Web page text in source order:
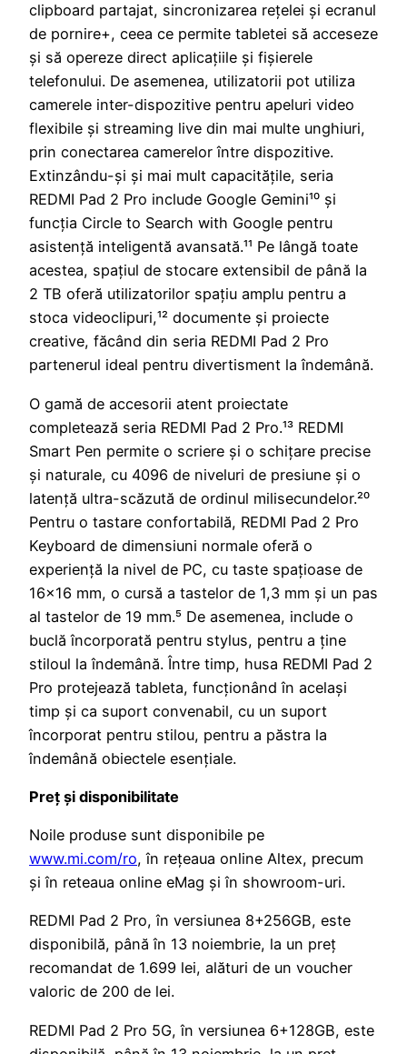
clipboard partajat, sincronizarea rețelei și ecranul
de pornire+, ceea ce permite tabletei să acceseze
și să opereze direct aplicațiile și fișierele
telefonului. De asemenea, utilizatorii pot utiliza
camerele inter-dispozitive pentru apeluri video
flexibile și streaming live din mai multe unghiuri,
prin conectarea camerelor între dispozitive.
Extinzându-și și mai mult capacitățile, seria
REDMI Pad 2 Pro include Google Gemini¹⁰ și
funcția Circle to Search with Google pentru
asistență inteligentă avansată.¹¹ Pe lângă toate
acestea, spațiul de stocare extensibil de până la
2 TB oferă utilizatorilor spațiu amplu pentru a
stoca videoclipuri,¹² documente și proiecte
creative, făcând din seria REDMI Pad 2 Pro
partenerul ideal pentru divertisment la îndemână.
O gamă de accesorii atent proiectate
completează seria REDMI Pad 2 Pro.¹³ REDMI
Smart Pen permite o scriere și o schițare precise
și naturale, cu 4096 de niveluri de presiune și o
latență ultra-scăzută de ordinul milisecundelor.²⁰
Pentru o tastare confortabilă, REDMI Pad 2 Pro
Keyboard de dimensiuni normale oferă o
experiență la nivel de PC, cu taste spațioase de
16×16 mm, o cursă a tastelor de 1,3 mm și un pas
al tastelor de 19 mm.⁵ De asemenea, include o
buclă încorporată pentru stylus, pentru a ține
stiloul la îndemână. Între timp, husa REDMI Pad 2
Pro protejează tableta, funcționând în același
timp și ca suport convenabil, cu un suport
încorporat pentru stilou, pentru a păstra la
îndemână obiectele esențiale.
Preț și disponibilitate
Noile produse sunt disponibile pe
www.mi.com/ro, în rețeaua online Altex, precum
și în reteaua online eMag și în showroom-uri.
REDMI Pad 2 Pro, în versiunea 8+256GB, este
disponibilă, până în 13 noiembrie, la un preț
recomandat de 1.699 lei, alături de un voucher
valoric de 200 de lei.
REDMI Pad 2 Pro 5G, în versiunea 6+128GB, este